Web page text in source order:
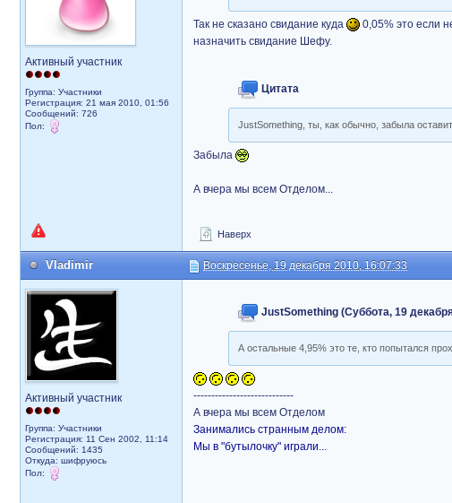
Активный участник
Группа: Участники
Регистрация: 21 мая 2010, 01:56
Сообщений: 726
Пол:
Так не сказано свидание куда 0,05% это если
назначить свидание Шефу.
Цитата
JustSomething, ты, как обычно, забыла
Забыла
А вчера мы всем Отделом...
Наверх
Vladimir Воскресенье, 19 декабря 2010, 16:07:33
Активный участник
Группа: Участники
Регистрация: 11 Сен 2002, 11:14
Сообщений: 1435
Откуда: шифруюсь
Пол:
JustSomething (Суббота, 19
А остальные 4,95% это те, кто попытался
----------------------------
А вчера мы всем Отделом
Занимались странным делом:
Мы в "бутылочку" играли...